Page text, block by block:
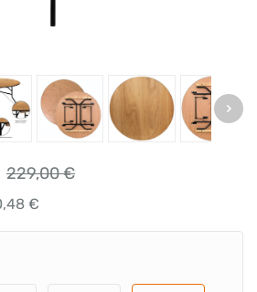
229,00 €
€